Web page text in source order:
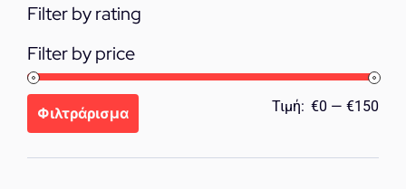
Filter by rating
Filter by price
Φιλτράρισμα Τιμή: €0 — €150